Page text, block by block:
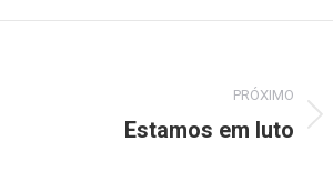
PRÓXIMO
Estamos em luto